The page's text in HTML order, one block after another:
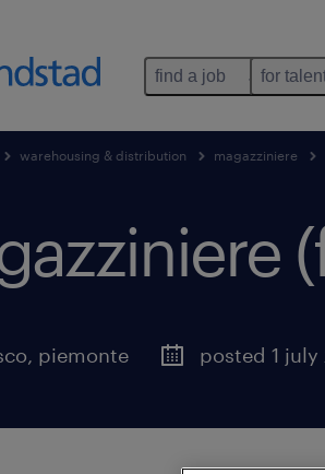
find a job for
warehousing & distribution magazziniere
, piemonte posted 1 july